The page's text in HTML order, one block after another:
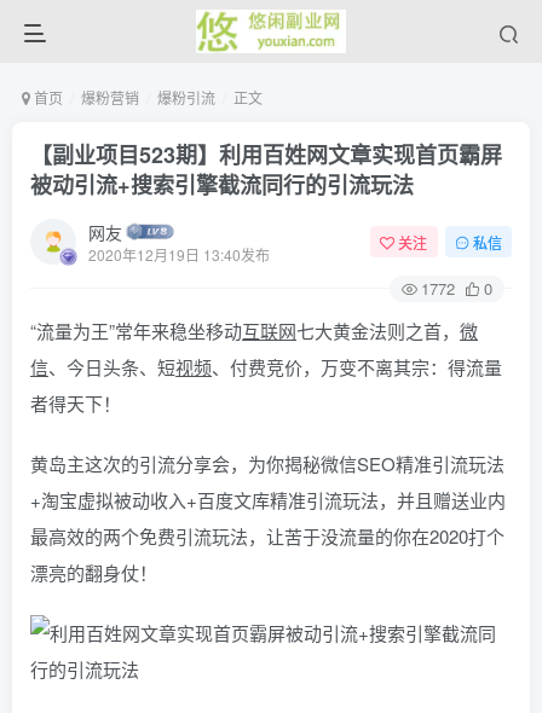
首页 爆粉营销 爆粉引流 正文
【副业项目523期】利用百姓网文章实现首页霸屏
被动引流+搜索引擎截流同行的引流玩法
网友
2020年12月19日 13:40发布
关注 私信
1772 0
“流量为王”常年来稳坐移动互联网七大黄金法则之首， 微
信、今日头条、短视频、付费竞价，万变不离其宗：得流量
者得天下！
黄岛主这次的引流分享会，为你揭秘微信SEO精准引流玩法
+淘宝虚拟被动收入+百度文库精准引流玩法，并且赠送业内
最高效的两个免费引流玩法，让苦于没流量的你在2020打个
漂亮的翻身仗！